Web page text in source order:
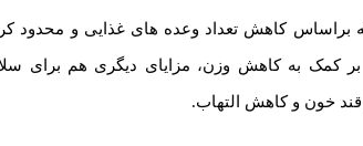
براساس کاهش تعداد وعده های غذایی و محدود
بر کمک به کاهش وزن، مزایای دیگری هم برای
خون و کاهش التهاب.